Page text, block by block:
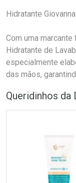
Hidratante
Com uma
Hidratante de
especialmente
das mãos,
Queridinhos da